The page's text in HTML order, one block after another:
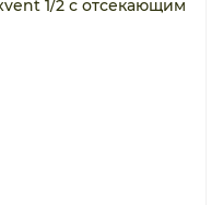
1/2 с отсекающим